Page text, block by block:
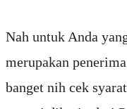
Nah untuk Anda
merupakan
banget nih cek